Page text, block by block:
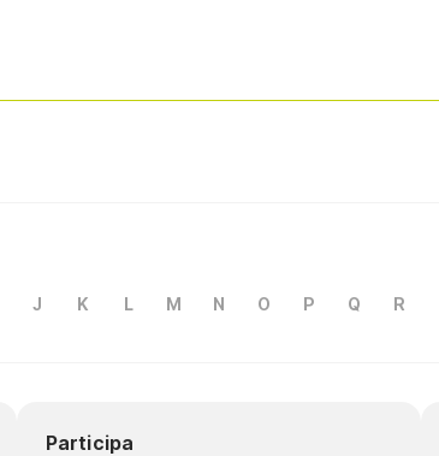
J K L M N O P Q R
Participa